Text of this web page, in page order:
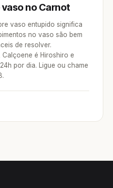
no Carnot
vaso entupido significa
no vaso são bem
de resolver.
é Hiroshiro e
por dia. Ligue ou chame